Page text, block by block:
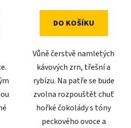
DO KOŠÍKU
Vůně čerstvě namletých
kávových zrn, třešní a
rybízu. Na patře se bude
zvolna rozpouštět chuť
hořké čokolády s tóny
peckového ovoce a